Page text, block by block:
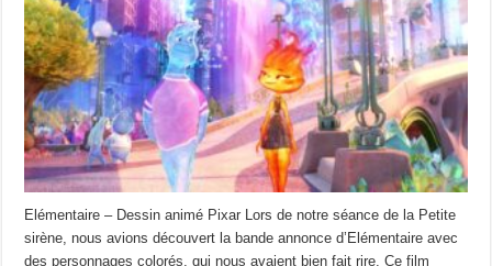
Elémentaire – Dessin animé Pixar Lors de notre séance de la Petite
sirène, nous avions découvert la bande annonce d’Elémentaire avec
des personnages colorés, qui nous avaient bien fait rire. Ce film